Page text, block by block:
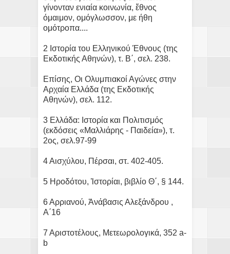
γίνονταν ενιαία κοινωνία, ἔθνος
όμαιμον, ομόγλωσσον, με ήθη
ομότροπα....
2 Ιστορία του Ελληνικού Έθνους (της
Εκδοτικής Αθηνών), τ. Β΄, σελ. 238.
Επίσης, Οι Ολυμπιακοί Αγώνες στην
Αρχαία Ελλάδα (της Εκδοτικής
Αθηνών), σελ. 112.
3 Ελλάδα: Ιστορία και Πολιτισμός
(εκδόσεις «Μαλλιάρης - Παιδεία»), τ.
2ος, σελ.97-99
4 Αισχύλου, Πέρσαι, στ. 402-405.
5 Ηροδότου, Ἱστορίαι, βιβλίο Θ΄, § 144.
6 Αρριανού, Ἀνάβασις Αλεξάνδρου ,
Α΄16
7 Αριστοτέλους, Μετεωρολογικά, 352 a-
b